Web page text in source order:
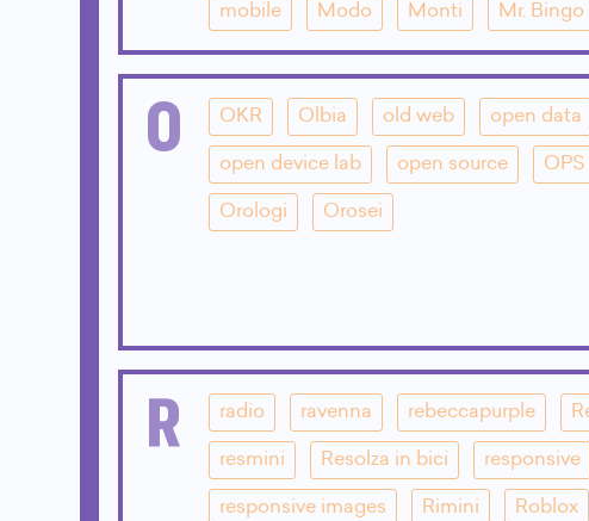
mobile Modo Monti Mr. Bingo
O OKR Olbia old web open data
open device lab open source OPS
Orologi Orosei
R radio ravenna rebeccapurple
resmini Resolza in bici responsive
responsive images Rimini Roblox